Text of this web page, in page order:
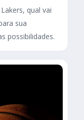
qual vai
sua
possibilidades.